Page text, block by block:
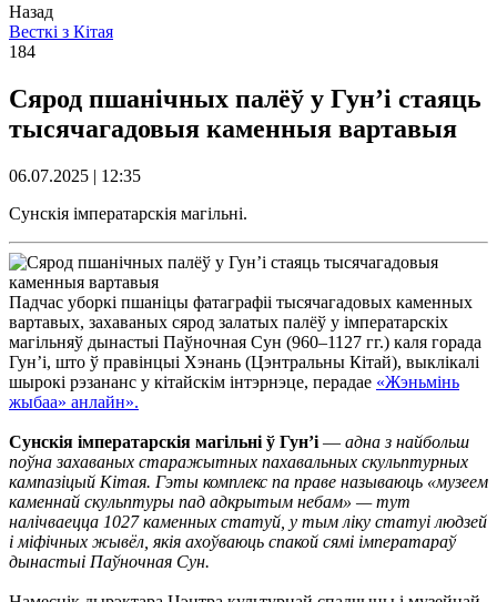
Назад
Весткі з Кітая
184
Сярод пшанічных палёў у Гун’і стаяць
тысячагадовыя каменныя вартавыя
06.07.2025 | 12:35
Сунскія імператарскія магільні.
Падчас уборкі пшаніцы фатаграфіі тысячагадовых каменных
вартавых, захаваных сярод залатых палёў у імператарскіх
магільняў дынастыі Паўночная Сун (960–1127 гг.) каля горада
Гун’і, што ў правінцыі Хэнань (Цэнтральны Кітай), выклікалі
шырокі рэзананс у кітайскім інтэрнэце, перадае «Жэньмінь
жыбаа» анлайн».
Сунскія імператарскія магільні ў Гун’і — адна з найбольш
поўна захаваных старажытных пахавальных скульптурных
кампазіцый Кітая. Гэты комплекс па праве называюць «музеем
каменнай скульптуры пад адкрытым небам» — тут
налічваецца 1027 каменных статуй, у тым ліку статуі людзей
і міфічных жывёл, якія ахоўваюць спакой сямі імператараў
дынастыі Паўночная Сун.